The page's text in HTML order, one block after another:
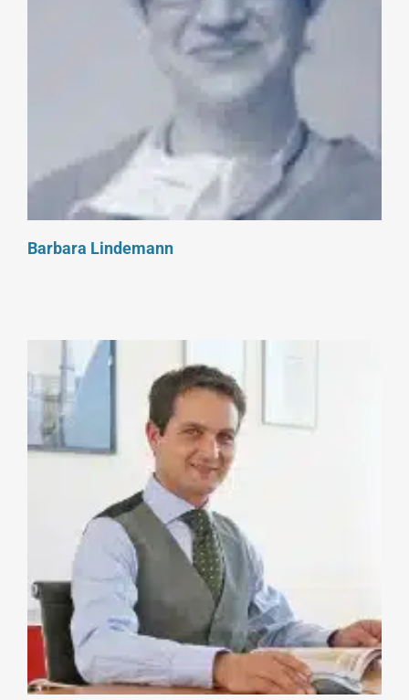
Barbara Lindemann